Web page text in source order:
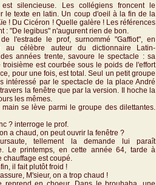
silencieuse. Les collégiens froncent le
le texte en latin. Un coup d'oeil à la fin de la
! Du Cicéron ! Quelle galère ! Les références
: "De legibus" n'augurent rien de bon.
l'estrade le prof, surnommé "Gaffiot", en
au célèbre auteur du dictionnaire Latin-
des années trente, savoure le spectacle : sa
troisième est courbée sous le poids de l'effort
pour une fois, est total. Seul un petit groupe
intéressé par le spectacle de la place André
la fenêtre que par la version. Il hoche la
les mêmes.
main se lève parmi le groupe des dilettantes.
? interroge le prof.
a chaud, on peut ouvrir la fenêtre ?
tellement la demande lui paraît
Le printemps, en cette année 64, tarde à
chauffage est coupé.
il fait plutôt froid !
M'sieur, on a trop chaud !